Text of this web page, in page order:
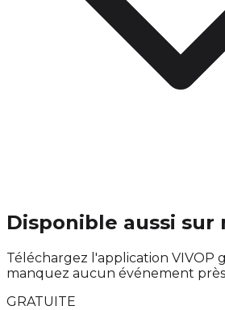
Disponible aussi sur
Téléchargez l'application VIVOP
manquez aucun événement
GRATUITE